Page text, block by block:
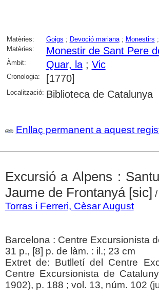
Matèries: Goigs ; Devoció mariana; Monestirs
Matèries:
Monestir de Sant Pere
Àmbit: Quar, la; Vic
Cronologia: [1770]
Localització: Biblioteca de Catalunya
Enllaç permanent a aquest
Excursió a Alpens :
Jaume de Frontanyá [sic]
Torras i Ferreri, Cèsar August
Barcelona : Centre Excursionista
31 p., [8] p. de làm. : il.; 23 cm
Extret de: Butlletí del Centre
Centre Excursionista de
1902), p. 188 ; vol. 13, núm. 102